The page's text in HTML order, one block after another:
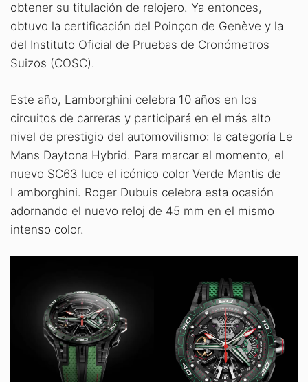
obtener su titulación de relojero. Ya entonces,
obtuvo la certificación del Poinçon de Genève y la
del Instituto Oficial de Pruebas de Cronómetros
Suizos (COSC).
Este año, Lamborghini celebra 10 años en los
circuitos de carreras y participará en el más alto
nivel de prestigio del automovilismo: la categoría Le
Mans Daytona Hybrid. Para marcar el momento, el
nuevo SC63 luce el icónico color Verde Mantis de
Lamborghini. Roger Dubuis celebra esta ocasión
adornando el nuevo reloj de 45 mm en el mismo
intenso color.